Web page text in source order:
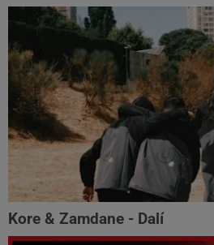
Kore & Zamdane - Dalí